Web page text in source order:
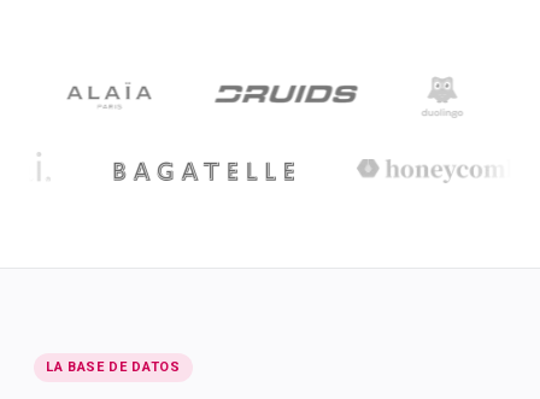
LA BASE DE DATOS